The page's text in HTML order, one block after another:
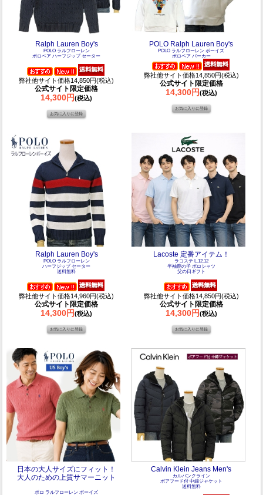
Ralph Lauren Boy's
POLO ラルフローレン
ポロベア ハーフジップ セーター
弊社他サイト価格14,850円(税込)
公式サイト限定価格
14,300円(税込)
POLO Ralph Lauren Boy's
POLO ラルフローレン ボーイズ
ポロベア パーカー
弊社他サイト価格14,850円(税込)
公式サイト限定価格
14,300円(税込)
Ralph Lauren Boy's
POLO ラルフローレン
ハーフジップ セーター
送料無料
弊社他サイト価格14,960円(税込)
公式サイト限定価格
14,300円(税込)
Lacoste 定番アイテム！
ラコステ L.12.12
半袖鹿の子 ポロシャツ
父の日ギフト
弊社他サイト価格14,850円(税込)
公式サイト限定価格
14,300円(税込)
日本の大人サイズにフィット！
大人のための上質サマーニット
ポロ ラルフローレン ボーイズ
Calvin Klein Jeans Men's
カルバンクライン
ボアフード付 中綿ジャケット
送料無料